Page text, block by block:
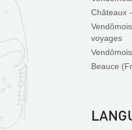
Châteaux
voyages
Beauce